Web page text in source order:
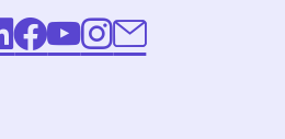
Facebook
Youtube
Instagram
Email